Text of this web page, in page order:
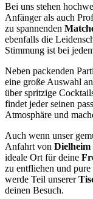
Bei uns stehen
Anfänger als auch
zu spannenden
ebenfalls die
Stimmung ist bei
Neben packenden
eine große Auswahl an
über spritzige
findet jeder seinen
Atmosphäre und
Auch wenn unser
Anfahrt von Dielheim
ideale Ort für deine
zu entfliehen und pure
werde Teil unserer
deinen Besuch.